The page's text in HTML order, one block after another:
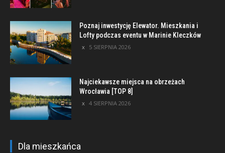
Poznaj inwestycję Elewator. Mieszkania i
Lofty podczas eventu w Marinie Kleczków
5 SIERPNIA 2026
Najciekawsze miejsca na obrzeżach
Wrocławia [TOP 8]
4 SIERPNIA 2026
Dla mieszkańca